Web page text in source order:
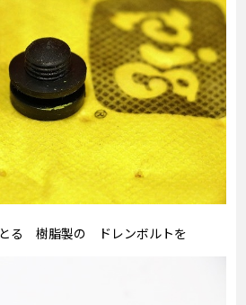
樹脂製の ドレンボルトを